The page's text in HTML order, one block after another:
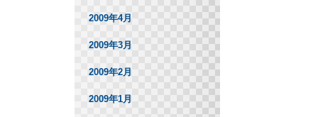
2009年4月
2009年3月
2009年2月
2009年1月